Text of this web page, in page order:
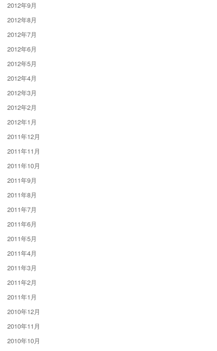
2012年9月
2012年8月
2012年7月
2012年6月
2012年5月
2012年4月
2012年3月
2012年2月
2012年1月
2011年12月
2011年11月
2011年10月
2011年9月
2011年8月
2011年7月
2011年6月
2011年5月
2011年4月
2011年3月
2011年2月
2011年1月
2010年12月
2010年11月
2010年10月